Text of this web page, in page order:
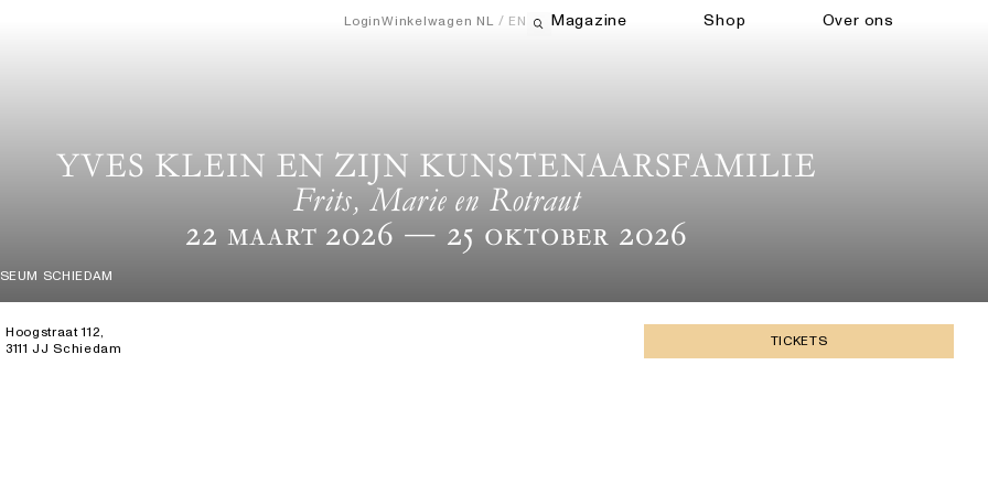
Magazine Shop Over ons
LoginWinkelwagen NL EN
Open zoekveld
YVES KLEIN EN ZIJN KUNSTENAARSFAMILIE
Frits, Marie en Rotraut
22 Maart 2026 — 25 Oktober 2026
SCHIEDAM
Hoogstraat 112,
3111 JJ Schiedam
TICKETS